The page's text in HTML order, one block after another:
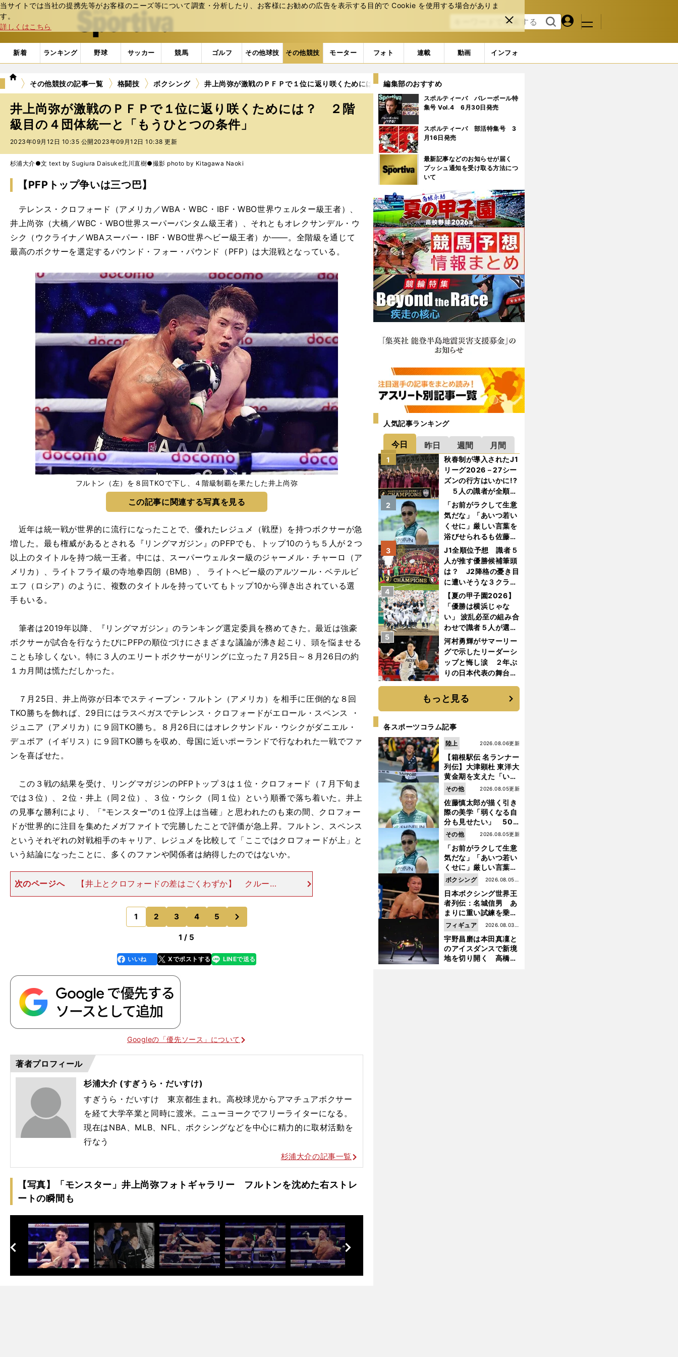
当サイトでは当社の提携先等がお客様のニーズ等について調査・分析したり、お客様にお勧めの広告を表⽰する⽬的で Cookie を使⽤する場合がありま
す。
詳しくはこちら
閉じ
る
web Sportiva (webスポルティーバ)
検索
る
マイペ
ジ
メニュ
新着 ランキング 野球 サッカー 競馬 ゴルフ その他球技 その他競技 モーター フォト 連載 動画 インフォ
we
ポ
ル
テ
ィ
ー
バ
その他競技の記事一覧 格闘技 ボクシング 井上尚弥が激戦のＰＦＰで１位に返り咲くためには？ ２階級目の４団体統一と「もうひとつの条件」
井上尚弥が激戦のＰＦＰで１位に返り咲くためには？ ２階
級目の４団体統一と「もうひとつの条件」
2023年09月12日 10:35 公開 2023年09月12日 10:38 更新
杉浦大介●文 text by Sugiura Daisuke北川直樹●撮影 photo by Kitagawa Naoki
【PFPトップ争いは三つ巴】
テレンス・クロフォード（アメリカ／WBA・WBC・IBF・WBO世界ウェルター級王者）、
井上尚弥（大橋／WBC・WBO世界スーパーバンタム級王者）、それともオレクサンデル・ウ
シク（ウクライナ／WBAスーパー・IBF・WBO世界ヘビー級王者）か――。全階級を通じて
最高のボクサーを選定するパウンド・フォー・パウンド（PFP）は大混戦となっている。
フルトン（左）を８回TKOで下し、４階級制覇を果たした井上尚弥
この記事に関連する写真を見る
近年は統一戦が世界的に流行になったことで、優れたレジュメ（戦歴）を持つボクサーが急
増した。最も権威があるとされる『リングマガジン』のPFPでも、トップ10のうち５人が２つ
以上のタイトルを持つ統一王者。中には、スーパーウェルター級のジャーメル・チャーロ（ア
メリカ）、ライトフライ級の寺地拳四朗（BMB）、 ライトヘビー級のアルツール・ベテルビ
エフ（ロシア）のように、複数のタイトルを持っていてもトップ10から弾き出されている選
手もいる。
筆者は2019年以降、『リングマガジン』のランキング選定委員を務めてきた。最近は強豪
ボクサーが試合を行なうたびにPFPの順位づけにさまざまな議論が沸き起こり、頭を悩ませる
ことも珍しくない。特に３人のエリートボクサーがリングに立った７月25日～８月26日の約
１カ月間は慌ただしかった。
７月25日、井上尚弥が日本でスティーブン・フルトン（アメリカ）を相手に圧倒的な８回
TKO勝ちを飾れば、29日にはラスベガスでテレンス・クロフォードがエロール・スペンス ・
ジュニア（アメリカ）に９回TKO勝ち。８月26日にはオレクサンドル・ウシクがダニエル・
デュボア（イギリス）に９回TKO勝ちを収め、母国に近いポーランドで行なわれた一戦でファ
ンを喜ばせた。
この３戦の結果を受け、リングマガジンのPFPトップ３は１位・クロフォード（７月下旬ま
では３位）、２位・井上（同２位）、３位・ウシク（同１位）という順番で落ち着いた。井上
の見事な勝利により、「"モンスター"の１位浮上は当確」と思われたのも束の間、クロフォー
ドが世界的に注目を集めたメガファイトで完勝したことで評価が急上昇。フルトン、スペンス
というそれぞれの対戦相手のキャリア、レジュメを比較して「ここではクロフォードが上」と
いう結論になったことに、多くのファンや関係者は納得したのではないか。
次のページへ
【井上とクロフォードの差はごくわずか】 クルーザ
ー級で４冠統一後にヘビー級に階級を上げ、体格で上回るデュボアをKO
で仕留めたウシクの強さも圧巻ではあった。ただ、2020年11月にもKO
負けを喫してい
1 2 3 4 5
のページへ
1 / 5
faceboo
k
いいね Xでポストする
line LINEで送る
Googleの「優先ソース」について
著者プロフィール
杉浦大介 (すぎうら・だいすけ)
すぎうら・だいすけ 東京都生まれ。高校球児からアマチュアボクサー
を経て大学卒業と同時に渡米。ニューヨークでフリーライターになる。
現在はNBA、MLB、NFL、ボクシングなどを中心に精力的に取材活動を
行なう
杉浦大介の記事一覧
【写真】「モンスター」井上尚弥フォトギャラリー フルトンを沈めた右ストレ
ートの瞬間も
次
へ
前
へ
PFP ど
編集部のおすすめ
スポルティーバ バレーボール特
集号 Vol.4 6月30日発売
スポルティーバ 部活特集号 3
月16日発売
最新記事などのお知らせが届く
プッシュ通知を受け取る方法につ
いて
人気記事ランキング
今日 昨日 週間 月間
秋春制が導入されたJ1
リーグ2026－27シー
ズンの行方はいかに!?
５人の識者が全順位
を大胆予想
1
「お前がラクして生意
気だな」「あいつ若い
くせに」厳しい言葉を
浴びせられるも佐藤慎
太郎が貫いた誇りとフ
ァンへの思い
2
J1全順位予想 識者５
人が推す優勝候補筆頭
は？ J2降格の憂き目
に遭いそうな３クラブ
とは？
3
【夏の甲子園2026】
「優勝は横浜じゃな
い」 波乱必至の組み合
わせで識者５人が選ん
だ優勝校はここだ！
4
河村勇輝がサマーリー
グで示したリーダーシ
ップと悔し涙 ２年ぶ
りの日本代表の舞台を
は続く
5
もっと見る
各スポーツコラム記事
【箱根駅伝 名ランナー
列伝】大津顕杜 東洋大
黄金期を支えた「いぶ
し銀」の存在 最後は同
期の設楽兄弟も受賞で
きなかった金栗杯に輝
く
2026.08.06更新
陸上
佐藤慎太郎が描く引き
際の美学「弱くなる自
分も見せたい」 50
代の競輪人生に影響を
与える伏見俊昭の死に
も言及
2026.08.05更新
その他
「お前がラクして生意
気だな」「あいつ若い
くせに」厳しい言葉を
浴びせられるも佐藤慎
太郎が貫いた誇りとフ
ァンへの思い
2026.08.05更新
その他
日本ボクシング世界王
者列伝：名城信男 あ
まりに重い試練を乗り
越え「大胆さ」と「巧
さ」で築いた時代
2026.08.05更
新
ボクシング
宇野昌磨は本田真凜と
のアイスダンスで新境
地を切り開く 高橋大
2026.08.03更
新
フィギュア